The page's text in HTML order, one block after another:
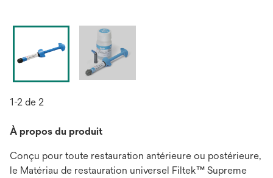
1-2 de 2
À propos du produit
Conçu pour toute restauration antérieure ou postérieure,
le Matériau de restauration universel Filtek™ Supreme